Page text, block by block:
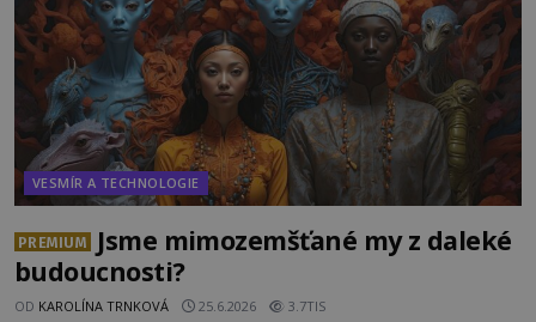
VESMÍR A TECHNOLOGIE
PREMIUM
Jsme mimozemšťané my z daleké
budoucnosti?
OD KAROLÍNA TRNKOVÁ 25.6.2026 3.7TIS